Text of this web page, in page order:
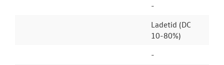
-
Ladetid (DC
10-80%)
-